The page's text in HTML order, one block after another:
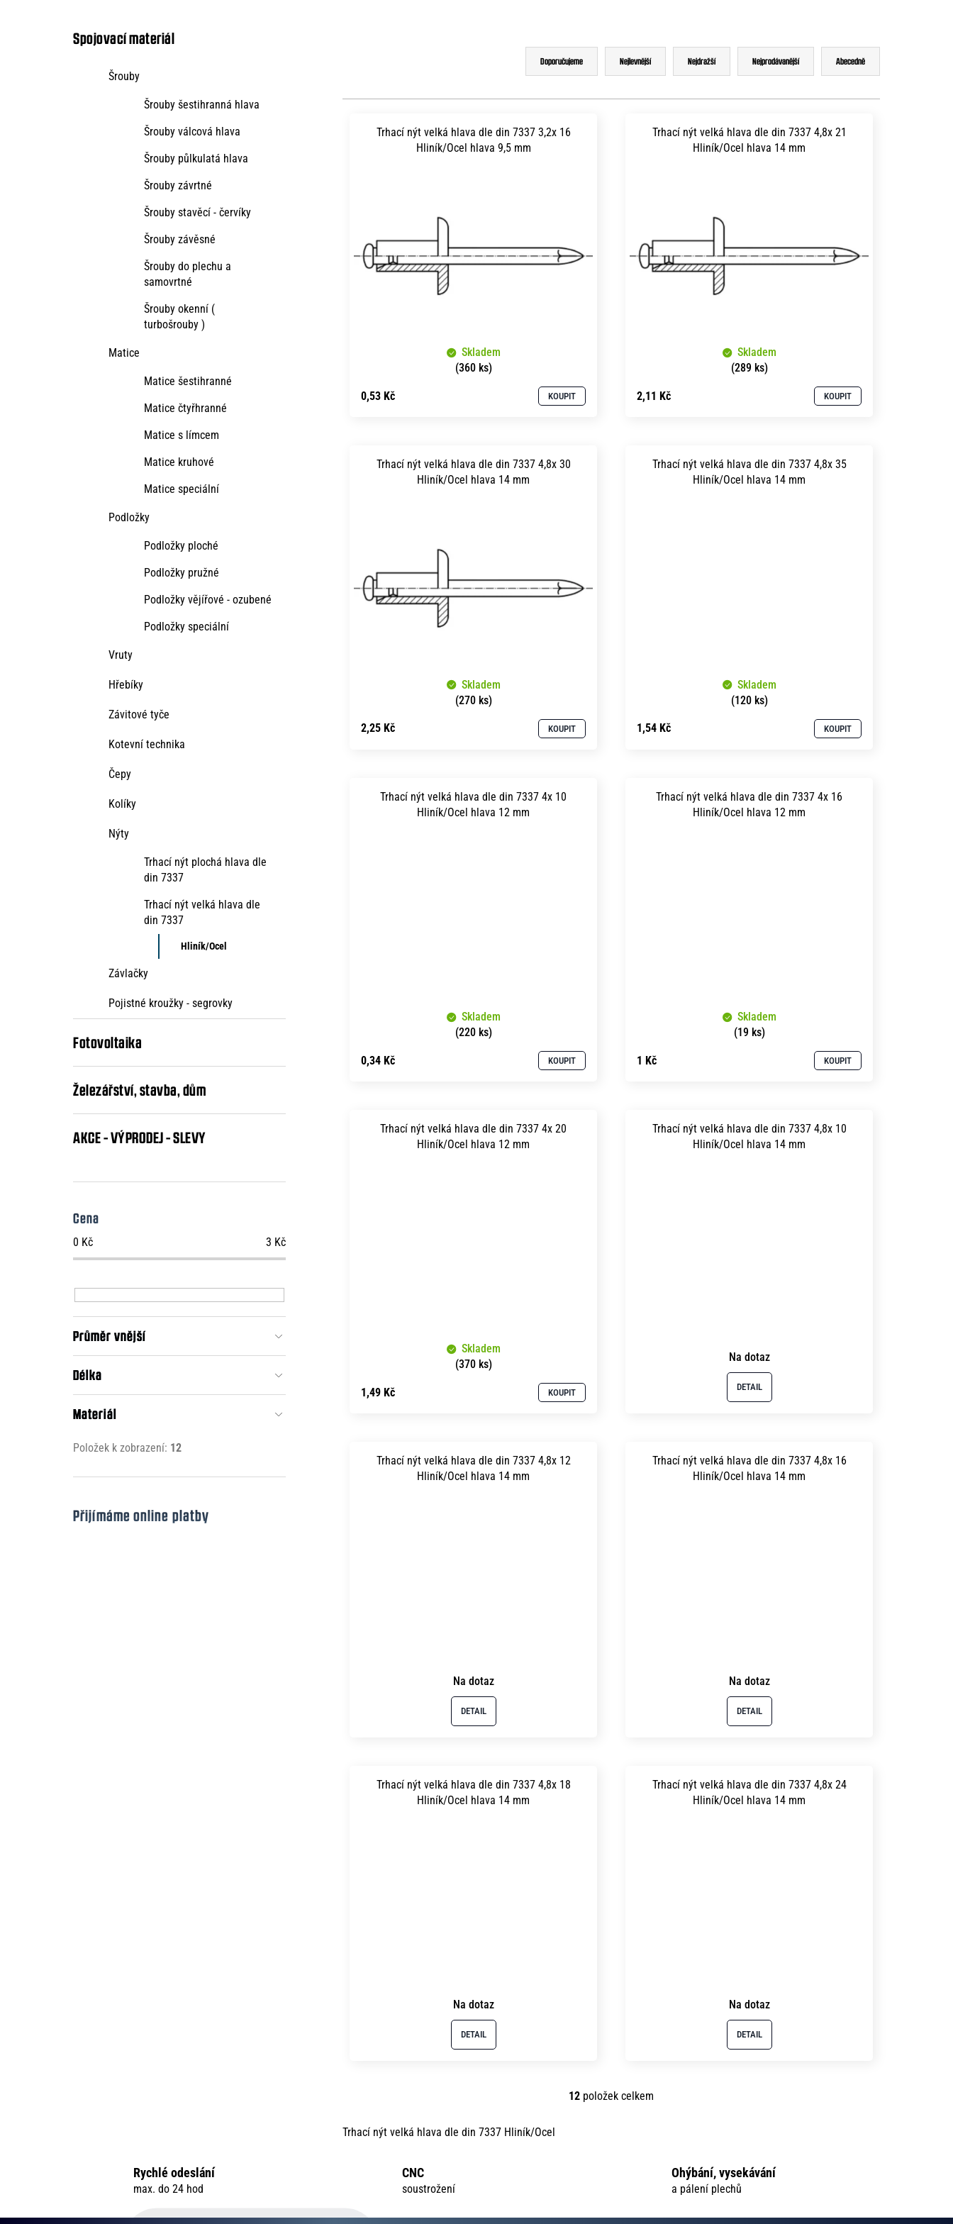
Spojovací materiál
Šrouby
Šrouby šestihranná hlava
Šrouby válcová hlava
Šrouby půlkulatá hlava
Šrouby závrtné
Šrouby stavěcí - červíky
Šrouby závěsné
Šrouby do plechu a
samovrtné
Šrouby okenní (
turbošrouby )
Matice
Matice šestihranné
Matice čtyřhranné
Matice s límcem
Matice kruhové
Matice speciální
Podložky
Podložky ploché
Podložky pružné
Podložky vějířové - ozubené
Podložky speciální
Vruty
Hřebíky
Závitové tyče
Kotevní technika
Čepy
Kolíky
Nýty
Trhací nýt plochá hlava dle
din 7337
Trhací nýt velká hlava dle
din 7337
Hliník/Ocel
Závlačky
Pojistné kroužky - segrovky
Fotovoltaika
Železářství, stavba, dům
AKCE - VÝPRODEJ - SLEVY
Cena
0 Kč 3 Kč
Průměr vnější
Délka
Materiál
Položek k zobrazení: 12
Přijímáme online platby
Ř
a
z
e
n
o
d
Doporučujeme Nejlevnější Nejdražší Nejprodávanější Abecedně
Trhací nýt velká hlava dle din 7337 3,2x 16
Hliník/Ocel hlava 9,5 mm
Skladem
(360 ks)
0,53 Kč KOUPIT
Trhací nýt velká hlava dle din 7337 4,8x 21
Hliník/Ocel hlava 14 mm
Skladem
(289 ks)
2,11 Kč KOUPIT
Trhací nýt velká hlava dle din 7337 4,8x 30
Hliník/Ocel hlava 14 mm
Skladem
(270 ks)
2,25 Kč KOUPIT
Trhací nýt velká hlava dle din 7337 4,8x 35
Hliník/Ocel hlava 14 mm
Skladem
(120 ks)
1,54 Kč KOUPIT
Trhací nýt velká hlava dle din 7337 4x 10
Hliník/Ocel hlava 12 mm
Skladem
(220 ks)
0,34 Kč KOUPIT
Trhací nýt velká hlava dle din 7337 4x 16
Hliník/Ocel hlava 12 mm
Skladem
(19 ks)
1 Kč KOUPIT
Trhací nýt velká hlava dle din 7337 4x 20
Hliník/Ocel hlava 12 mm
Skladem
(370 ks)
1,49 Kč KOUPIT
Trhací nýt velká hlava dle din 7337 4,8x 10
Hliník/Ocel hlava 14 mm
Na dotaz
DETAIL
Trhací nýt velká hlava dle din 7337 4,8x 12
Hliník/Ocel hlava 14 mm
Na dotaz
DETAIL
Trhací nýt velká hlava dle din 7337 4,8x 16
Hliník/Ocel hlava 14 mm
Na dotaz
DETAIL
Trhací nýt velká hlava dle din 7337 4,8x 18
Hliník/Ocel hlava 14 mm
Na dotaz
DETAIL
Trhací nýt velká hlava dle din 7337 4,8x 24
Hliník/Ocel hlava 14 mm
Na dotaz
DETAIL
O
c
12 položek celkem
Trhací nýt velká hlava dle din 7337 Hliník/Ocel
Rychlé odeslání
max. do 24 hod
CNC
soustrožení
Ohýbání, vysekávání
a pálení plechů